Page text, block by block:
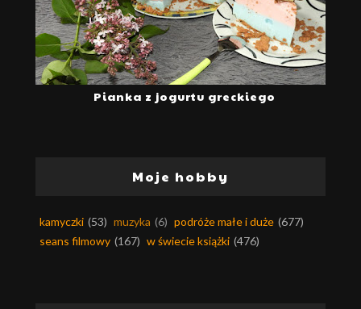
Pianka z jogurtu greckiego
Moje hobby
kamyczki (53) muzyka (6) podróże małe i duże (677)
seans filmowy (167) w świecie książki (476)